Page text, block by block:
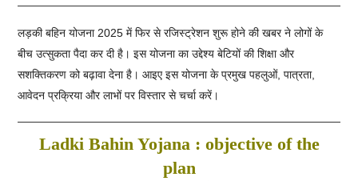
लड़की बहिन योजना 2025 में फिर से रजिस्ट्रेशन शुरू होने की खबर ने लोगों के
बीच उत्सुकता पैदा कर दी है। इस योजना का उद्देश्य बेटियों की शिक्षा और
सशक्तिकरण को बढ़ावा देना है। आइए इस योजना के प्रमुख पहलुओं, पात्रता,
आवेदन प्रक्रिया और लाभों पर विस्तार से चर्चा करें।
Ladki Bahin Yojana : objective of the
plan